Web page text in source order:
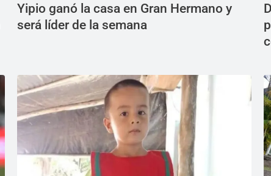
Yipio ganó la casa en Gran Hermano y
será líder de la semana